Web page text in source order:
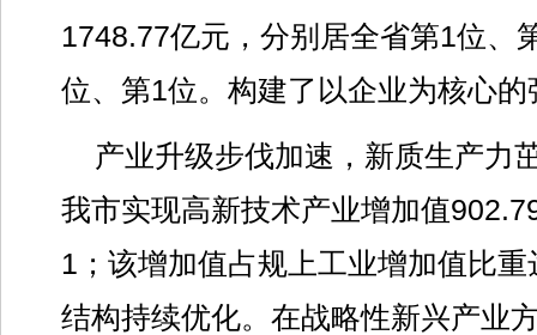
1748.77亿元，分别居全省第1位、
位、第1位。构建了以企业为核心
产业升级步伐加速，新质生产力
我市实现高新技术产业增加值
1；该增加值占规上工业增加值比
结构持续优化。在战略性新兴产业